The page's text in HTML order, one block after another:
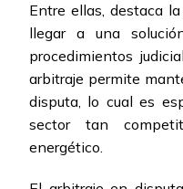
Entre ellas, destaca
llegar a una
procedimientos
arbitraje permite
disputa, lo cual es
sector tan
energético.